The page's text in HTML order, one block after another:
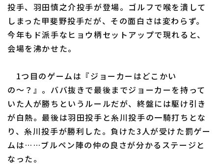
投手、羽田慎之介投手が登場。ゴルフで喉を潰して
しまった甲斐野投手だが、その面白さは変わらず。
今年もド派手なヒョウ柄セットアップで現れると、
会場を沸かせた。
1つ目のゲームは『ジョーカーはどこかい
の〜？』。ババ抜きで最後までジョーカーを持って
いた人が勝ちというルールだが、終盤には駆け引き
が白熱。最後は羽田投手と糸川投手の一騎打ちとな
り、糸川投手が勝利した。負けた3人が受けた罰ゲー
ムは……ブルペン陣の仲の良さが分かるステージと
なった。